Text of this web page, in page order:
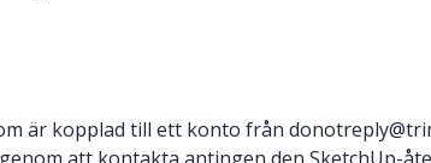
är kopplad till ett konto från